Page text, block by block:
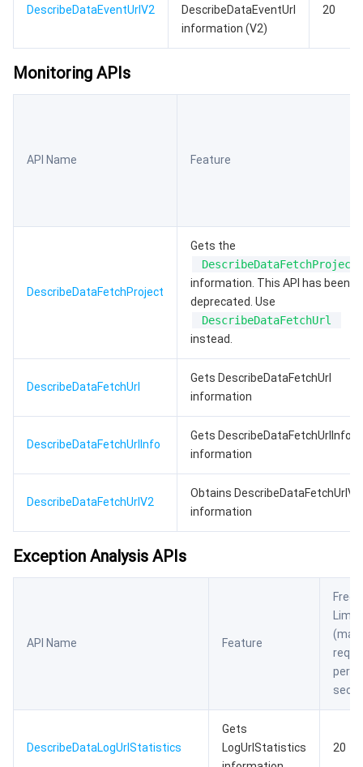
DescribeDataEventUrlV2
DescribeDataEventUrl
information (V2)
20
Monitoring APIs
API Name Feature
DescribeDataFetchProject
Gets the
DescribeDataFetchProject
information. This API has been
deprecated. Use
DescribeDataFetchUrl
instead.
DescribeDataFetchUrl
Gets DescribeDataFetchUrl
information
DescribeDataFetchUrlInfo
Gets DescribeDataFetchUrlInfo
information
DescribeDataFetchUrlV2
Obtains DescribeDataFetchUrlV2
information
Exception Analysis APIs
API Name Feature
Limit
per
DescribeDataLogUrlStatistics
Gets
LogUrlStatistics
20